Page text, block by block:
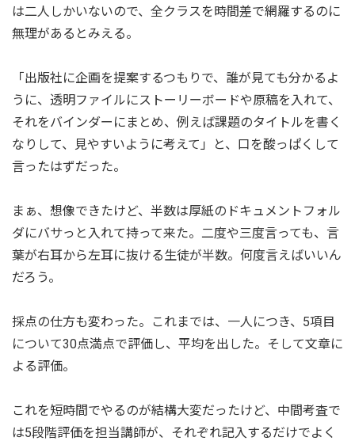
は二人しかいないので、全クラスを時間差で網羅するのに
無理があるとみえる。
「出版社に企画を提案するつもりで、誰が見ても分かるよ
うに、透明ファイルにストーリーボードや原稿を入れて、
それをバインダーにまとめ、例えば課題のタイトルを書く
なりして、見やすいように考えて」と、口を酸っぱくして
言ったはずだった。
まぁ、想像できたけど、半数は厚紙のドキュメントフォル
ダにバサっと入れて持って来た。二度や三度言っても、言
葉が右耳から左耳に抜ける生徒が半数。何度言えばいいん
だろう。
採点の仕方も変わった。これまでは、一人につき、5項目
について30点満点で評価し、平均を出した。そして文章に
よる評価。
これを短時間でやるのが結構大変だったけど、中間考査で
は5段階評価を担当講師が、それぞれ記入するだけでよく